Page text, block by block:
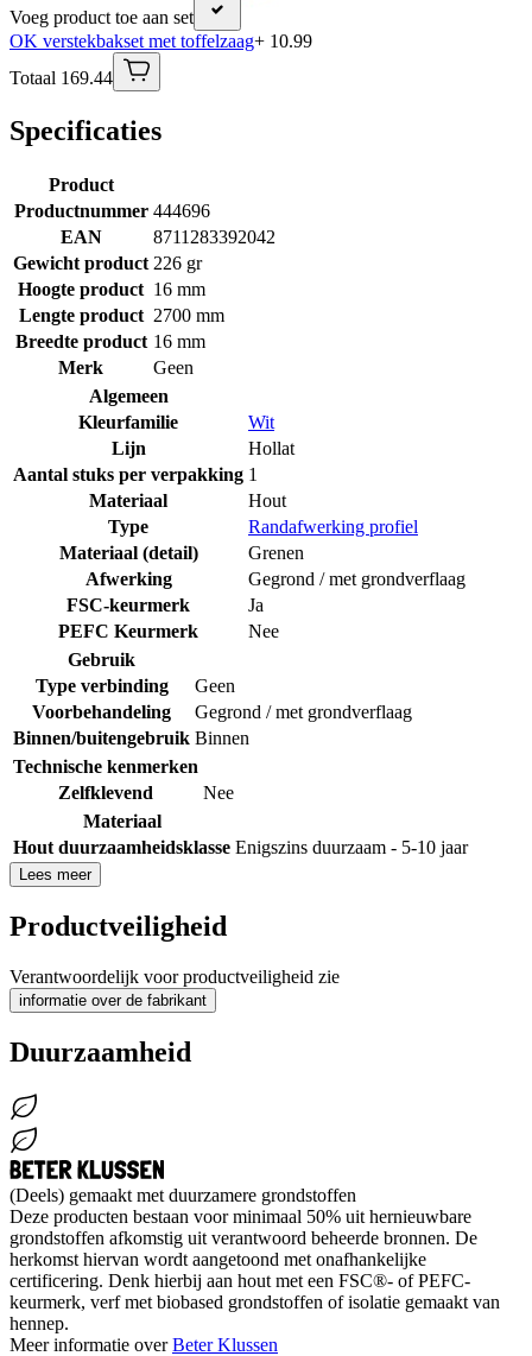
Voeg product toe aan set
OK verstekbakset met toffelzaag+ 10.99
Totaal 169.44
Specificaties
Product
Productnummer 444696
EAN
8711283392042
Gewicht product 226 gr
Hoogte product 16 mm
Lengte product 2700 mm
Breedte product 16 mm
Merk
Geen
Algemeen
Kleurfamilie
Wit
Lijn
Hollat
Aantal stuks per verpakking 1
Materiaal
Hout
Type
Randafwerking profiel
Materiaal (detail)
Grenen
Afwerking
Gegrond / met grondverflaag
FSC-keurmerk
Ja
PEFC Keurmerk
Nee
Gebruik
Type verbinding
Geen
Voorbehandeling
Gegrond / met grondverflaag
Binnen/buitengebruik Binnen
Technische kenmerken
Zelfklevend
Nee
Materiaal
Hout duurzaamheidsklasse Enigszins duurzaam - 5-10 jaar
Lees meer
Productveiligheid
Verantwoordelijk voor productveiligheid zie
informatie over de fabrikant
Duurzaamheid
(Deels) gemaakt met duurzamere grondstoffen
Deze producten bestaan voor minimaal 50% uit hernieuwbare
grondstoffen afkomstig uit verantwoord beheerde bronnen. De
herkomst hiervan wordt aangetoond met onafhankelijke
certificering. Denk hierbij aan hout met een FSC®- of PEFC-
keurmerk, verf met biobased grondstoffen of isolatie gemaakt van
hennep.
Meer informatie overBeter Klussen